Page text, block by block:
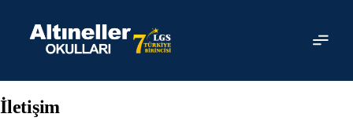
Ücretsiz Başvuru
0501 464 82 94 info@altineller.k12.tr
İletişim